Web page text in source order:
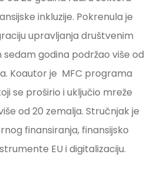
inkluzije. Pokrenula je
upravljanja društvenim
godina podržao više od
Koautor je MFC programa
se proširio i uključio mreže
od 20 zemalja. Stručnjak je
finansiranja, finansijsko
EU i digitalizaciju.